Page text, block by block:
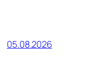
05.08.2026